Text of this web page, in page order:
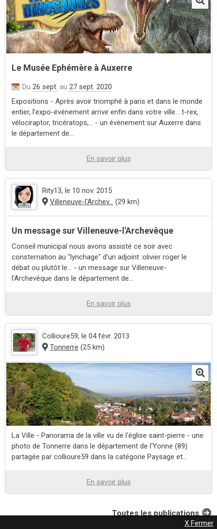
Le Musée Ephémère à Auxerre
Du 26 sept. au 27 sept. 2020
Expositions - Après avoir triomphé à paris et dans le monde
entier, l’expo-événement arrive enfin dans votre ville… t-rex,
vélociraptor, tricératops,... - un évènement sur Auxerre dans
le département de...
En savoir plus
Rity13, le 10 nov. 2015
Villeneuve-l'Archev... (29 km)
Un message sur Villeneuve-l'Archevêque
Conseil municipal nous avons assisté ce soir avec
consternation au "lynchage" d'un adjoint :olivier roger le
débat ou plutôt le... - un message sur Villeneuve-
l'Archevêque dans le département de...
En savoir plus
Collioure59, le 04 févr. 2013
Tonnerre (25 km)
La Ville - Panorama de la ville vu de l'église saint-pierre - une
photo de Tonnerre dans le département de l'Yonne (89)
partagée par collioure59 dans la catégorie Paysage et...
En savoir plus
Toutes les publications
X Fermer